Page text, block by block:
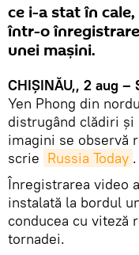
ce i-a stat în
într-o
unei mașini.
CHIȘINĂU,, 2 aug –
Yen Phong din
distrugând clădiri și
imagini se observă
scrie Russia Today .
Înregistrarea video
instalată la bordul
conducea cu viteză
tornadei.